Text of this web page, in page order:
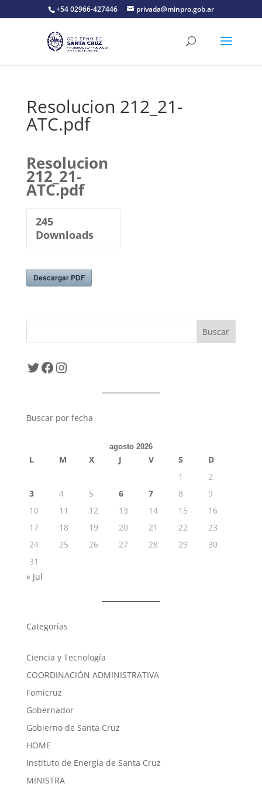
+54 02966-427446 privada@minpro.gob.ar
Resolucion 212_21-
ATC.pdf
Resolucion
212_21-
ATC.pdf
245
Downloads
Descargar PDF
Twitter
Facebook
Instagram
Buscar por fecha
agosto 2026
L M X J V S
D
1
2
3
4 5 6 7 8
9
10
11 12 13 14 15
16
17
18 19 20 21 22
23
24
25 26 27 28 29
30
31
« Jul
Categorías
Ciencia y Tecnología
COORDINACIÓN ADMINISTRATIVA
Fomicruz
Gobernador
Gobierno de Santa Cruz
HOME
Instituto de Energía de Santa Cruz
MINISTRA